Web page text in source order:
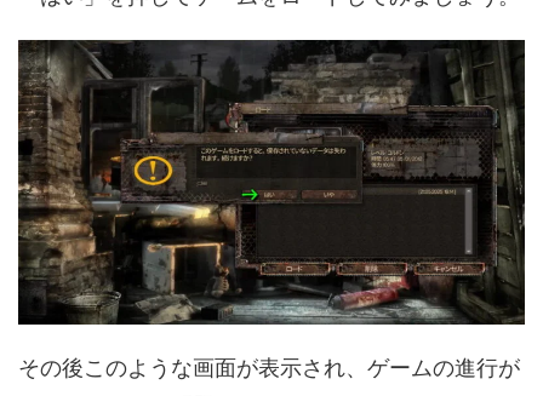
その後このような画面が表示され、ゲームの進行が